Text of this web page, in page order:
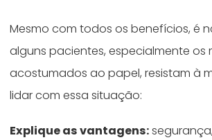
Mesmo com todos os benefícios, é
alguns pacientes, especialmente os
acostumados ao papel, resistam à
lidar com essa situação:
Explique as vantagens: